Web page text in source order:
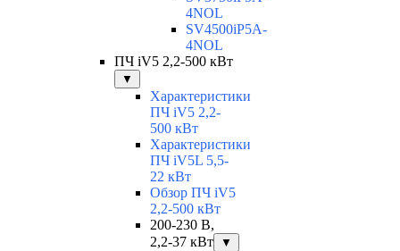
4NOL
SV4500iP5A-
4NOL
ПЧ iV5 2,2-500 кВт
▼
Характеристики
ПЧ iV5 2,2-
500 кВт
Характеристики
ПЧ iV5L 5,5-
22 кВт
Обзор ПЧ iV5
2,2-500 кВт
200-230 В,
2,2-37 кВт
▼